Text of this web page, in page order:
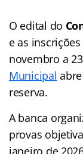
O edital do
e as
novembro a
Municipal
reserva.
A banca
provas
janeiro de